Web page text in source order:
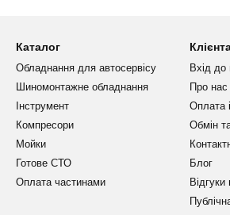
Каталог
Обладнання для автосервісу
Шиномонтажне обладнання
Інструмент
Компресори
Мойки
Готове СТО
Оплата частинами
Вхід до
Про нас
Оплата
Обмін
Блог